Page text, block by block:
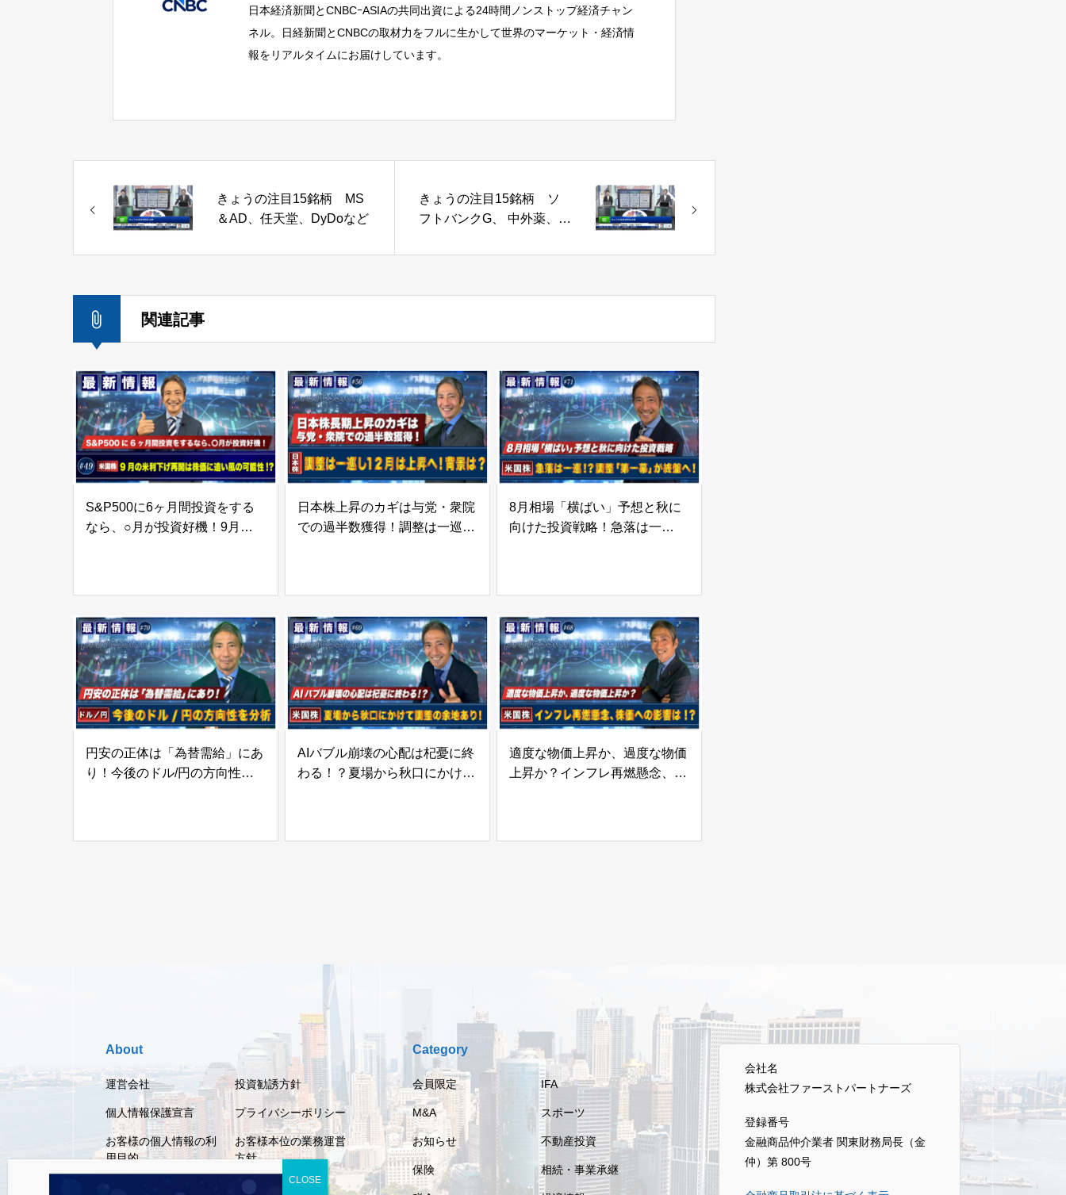
日本経済新聞とCNBCｰASIAの共同出資による24時間ノンストップ経済チャン
ネル。日経新聞とCNBCの取材力をフルに生かして世界のマーケット・経済情
報をリアルタイムにお届けしています。
きょうの注目15銘柄 MS
＆AD、任天堂、DyDoなど
きょうの注目15銘柄 ソ
フトバンクG、 中外薬、
関連記事
S&P500に6ヶ月間投資をする
なら、○月が投資好機！9月の米
日本株上昇のカギは与党・衆院
での過半数獲得！調整は一巡し
8月相場「横ばい」予想と秋に
向けた投資戦略！急落は一
円安の正体は「為替需給」にあ
り！今後のドル/円の方向性を
AIバブル崩壊の心配は杞憂に終
わる！？夏場から秋口にかけて
適度な物価上昇か、過度な物価
上昇か？インフレ再燃懸念、株
About
運営会社 投資勧誘方針
個人情報保護宣言 プライバシーポリシー
お客様の個人情報の利
用目的
お客様本位の業務運営
方針
免責事項
Category
会員限定 IFA
M&A スポーツ
お知らせ 不動産投資
保険 相続・事業承継
会社名
株式会社ファーストパートナーズ
登録番号
金融商品仲介業者 関東財務局長（金
仲）第 800号